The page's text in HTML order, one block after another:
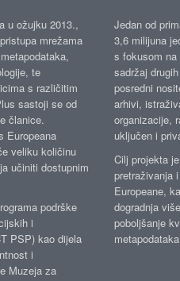
u ožujku 2013.,
mrežama
te
s različitim
sastoji se od
članice.
Europeana
veliku količinu
učiniti dostupnim
podrške
i
PSP) kao dijela
i
Muzeja za
Jedan od
3,6 milijuna
s fokusom
sadržaj
posredni
arhivi,
organizacije,
uključen i
Cilj projekta
pretraživanja
Europeane,
dogradnja
poboljšanje